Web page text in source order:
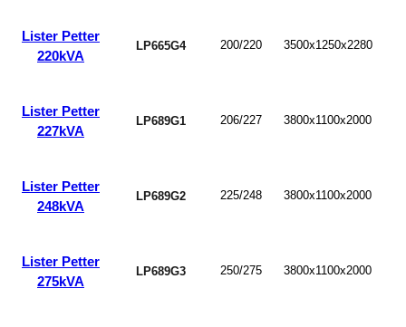
Lister Petter
220kVA
LP665G4 200/220 3500x1250x2280
Lister Petter
227kVA
LP689G1 206/227 3800x1100x2000
Lister Petter
248kVA
LP689G2 225/248 3800x1100x2000
Lister Petter
275kVA
LP689G3 250/275 3800x1100x2000